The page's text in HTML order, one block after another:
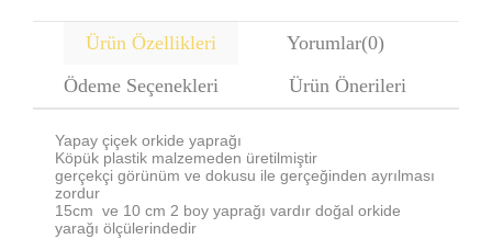
Ürün Özellikleri Yorumlar(0)
Ödeme Seçenekleri
Ürün Önerileri
Yapay çiçek orkide yaprağı
Köpük plastik malzemeden üretilmiştir
gerçekçi görünüm ve dokusu ile gerçeğinden ayrılması
zordur
15cm ve 10 cm 2 boy yaprağı vardır doğal orkide
yarağı ölçülerindedir